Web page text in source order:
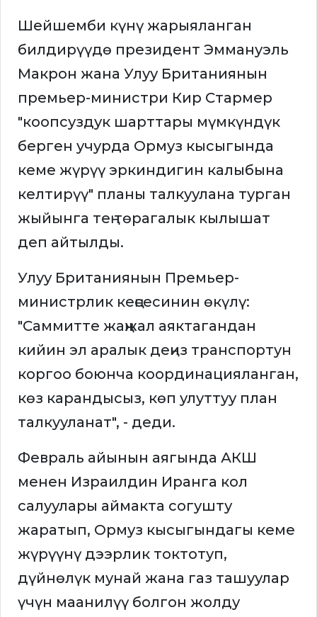
Шейшемби күнү жарыяланган
билдирүүдө президент Эммануэль
Макрон жана Улуу Британиянын
премьер-министри Кир Стармер
"коопсуздук шарттары мүмкүндүк
берген учурда Ормуз кысыгында
кеме жүрүү эркиндигин калыбына
келтирүү" планы талкуулана турган
жыйынга тең төрагалык кылышат
деп айтылды.
Улуу Британиянын Премьер-
министрлик кеңсесинин өкүлү:
"Саммитте жаңжал аяктагандан
кийин эл аралык деңиз транспортун
коргоо боюнча координацияланган,
көз карандысыз, көп улуттуу план
талкууланат", - деди.
Февраль айынын аягында АКШ
менен Израилдин Иранга кол
салуулары аймакта согушту
жаратып, Ормуз кысыгындагы кеме
жүрүүнү дээрлик токтотуп,
дүйнөлүк мунай жана газ ташуулар
үчүн маанилүү болгон жолду